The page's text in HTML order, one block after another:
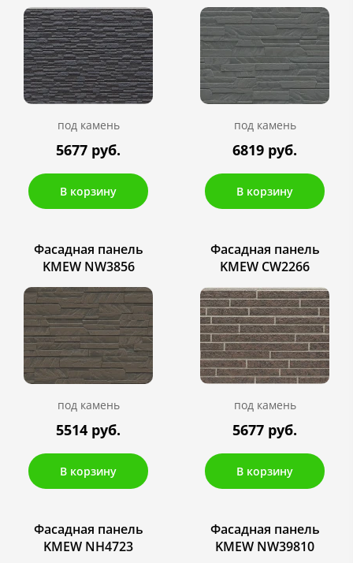
под камень
5677 руб.
В корзину
под камень
6819 руб.
В корзину
Фасадная панель
KMEW NW3856
под камень
5514 руб.
В корзину
Фасадная панель
KMEW CW2266
под камень
5677 руб.
В корзину
Фасадная панель
KMEW NH4723
Фасадная панель
KMEW NW39810